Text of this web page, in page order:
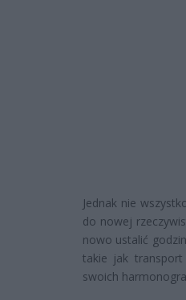
Jednak nie
do nowej
nowo ustalić
takie jak transport
swoich